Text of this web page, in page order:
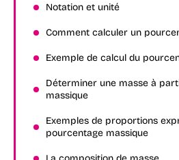
Notation et unité
Comment calculer un
Exemple de calcul du
Déterminer une masse à
massique
Exemples de proportions
pourcentage massique